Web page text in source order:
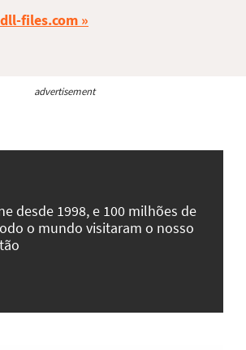
files.com
advertisement
desde 1998, e 100 milhões de
o mundo visitaram o nosso